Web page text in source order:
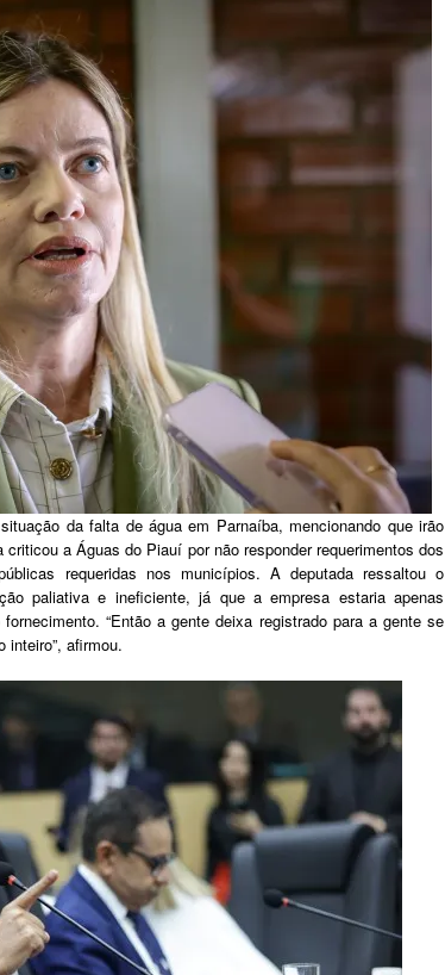
da falta de água em Parnaíba, mencionando que irão
a Águas do Piauí por não responder requerimentos dos
requeridas nos municípios. A deputada ressaltou o
paliativa e ineficiente, já que a empresa estaria apenas
“Então a gente deixa registrado para a gente se
inteiro”, afirmou.